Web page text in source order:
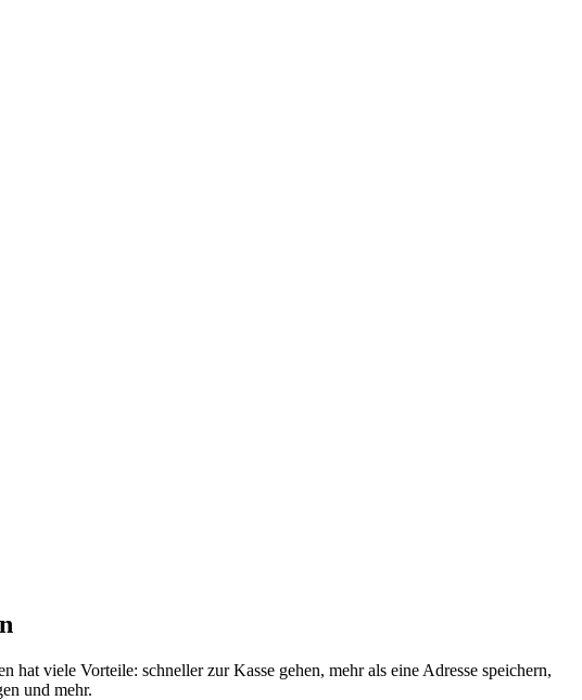
hat viele Vorteile: schneller zur Kasse gehen, mehr als eine Adresse speichern,
und mehr.